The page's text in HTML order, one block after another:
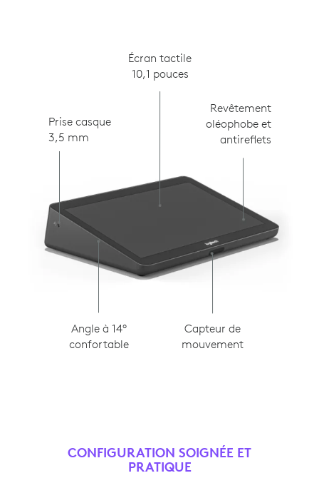
Capteur de
mouvement
Angle à 14°
confortable
Revêtement
oléophobe et
antireflets
Écran tactile
10,1 pouces
Prise casque
3,5 mm
CONFIGURATION SOIGNÉE ET
PRATIQUE